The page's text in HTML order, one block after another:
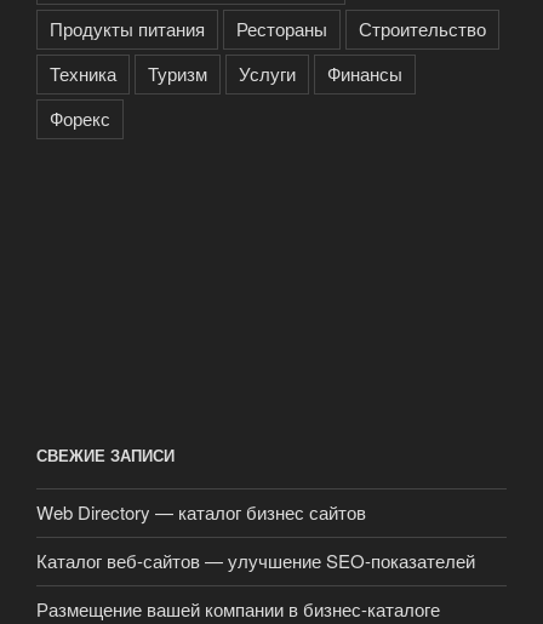
Продукты питания
Рестораны
Строительство
Техника
Туризм Услуги
Финансы
Форекс
СВЕЖИЕ ЗАПИСИ
Web Directory — каталог бизнес сайтов
Каталог веб-сайтов — улучшение SEO-показателей
Размещение вашей компании в бизнес-каталоге